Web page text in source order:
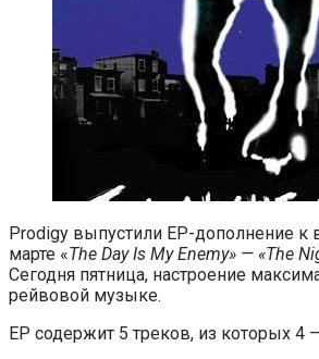
Prodigy выпустили EP-дополнение
марте «The Day Is My Enemy» — «The
Сегодня пятница, настроение
рейвовой музыке.
EP содержит 5 треков, из которых 4